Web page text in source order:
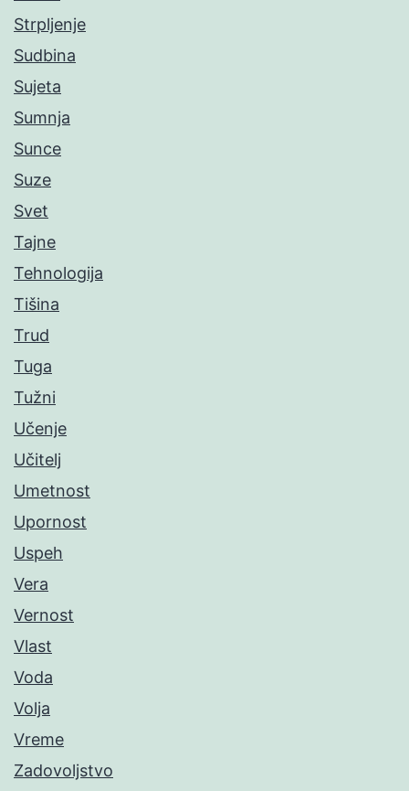
Strpljenje
Sudbina
Sujeta
Sumnja
Sunce
Suze
Svet
Tajne
Tehnologija
Tišina
Trud
Tuga
Tužni
Učenje
Učitelj
Umetnost
Upornost
Uspeh
Vera
Vernost
Vlast
Voda
Volja
Vreme
Zadovoljstvo